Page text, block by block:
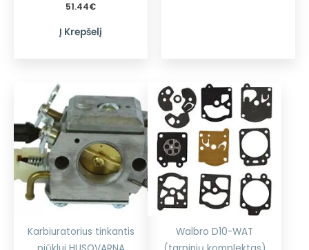
51.44€
Į Krepšelį
Karbiuratorius tinkantis
Walbro D10-WAT